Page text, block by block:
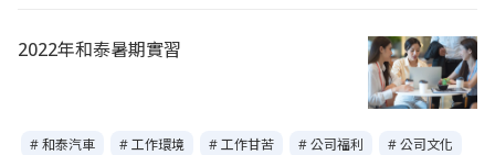
2022年和泰暑期實習
# 和泰汽車 # 工作環境 # 工作甘苦 # 公司福利
# 公司文化